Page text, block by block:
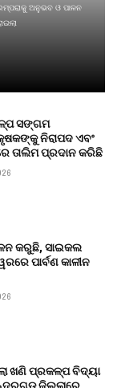
ଅନୁଭବ ଓ ପାଳନ
ସଙ୍ଗମ
ନିରାପଦ ଏବଂ
ତାଲିମ ପ୍ରଦାନ କରିଛି
କରୁଛି, ସାଇକଲ
ପାର୍ବଣ କାଳୀନ
ଖଣି ପ୍ରକଳ୍ପ ବିଦ୍ୟା